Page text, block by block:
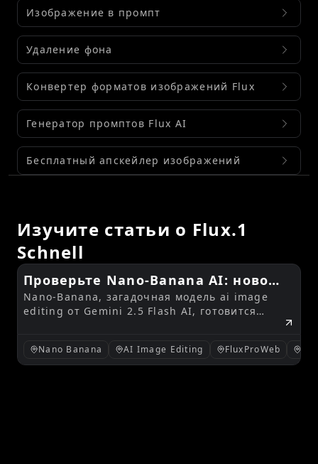
Изображение в промпт
Удаление фона
Конвертер форматов изображений Flux
Генератор промптов Flux AI
Бесплатный апскейлер изображений
Изучите статьи о Flux.1
Schnell
Проверьте Nano-Banana AI: новое
большое событие в AI Image
Editing от Gemini 2.5 Flash AI
Nano-Banana, загадочная модель ai image
editing от Gemini 2.5 Flash AI, готовится
лучших инструментах FluxProWeb для
использования прямо сейчас.
Nano Banana AI Image Editing FluxProWeb